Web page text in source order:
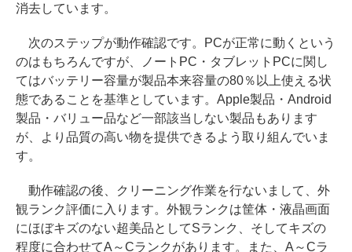
消去しています。
次のステップが動作確認です。PCが正常に動くという
のはもちろんですが、ノートPC・タブレットPCに関し
てはバッテリー容量が製品本来容量の80％以上使える状
態であることを基準としています。Apple製品・Android
製品・バリュー品など一部該当しない製品もあります
が、より品質の高い物を提供できるよう取り組んでいま
す。
動作確認の後、クリーニング作業を行ないまして、外
観ランク評価に入ります。外観ランクは筐体・液晶画面
にほぼキズのない超美品としてSランク、そしてキズの
程度に合わせてA～Cランクがあります。また、A～Cラ